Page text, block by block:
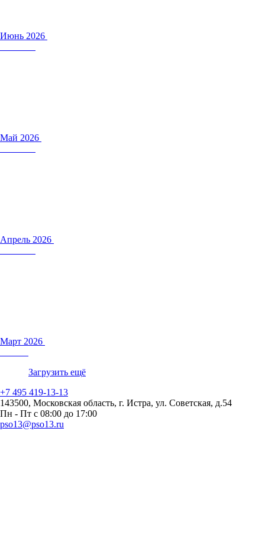
Июнь 2026
Май 2026
Апрель 2026
Март 2026
Загрузить ещё
+7 495 419-13-13
143500, Московская область, г. Истра, ул. Советская, д.54
Пн - Пт с 08:00 до 17:00
pso13@pso13.ru